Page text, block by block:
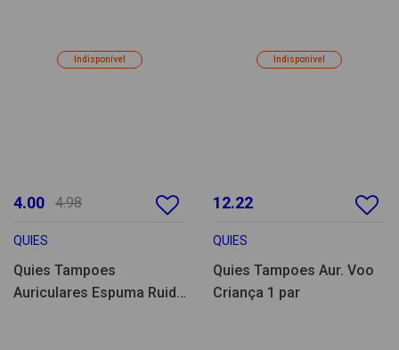
Indisponível
4.00 4.98
QUIES
Quies Tampoes
Auriculares Espuma Ruido
Indisponível
12.22
QUIES
Quies Tampoes Aur. Voo
Criança 1 par